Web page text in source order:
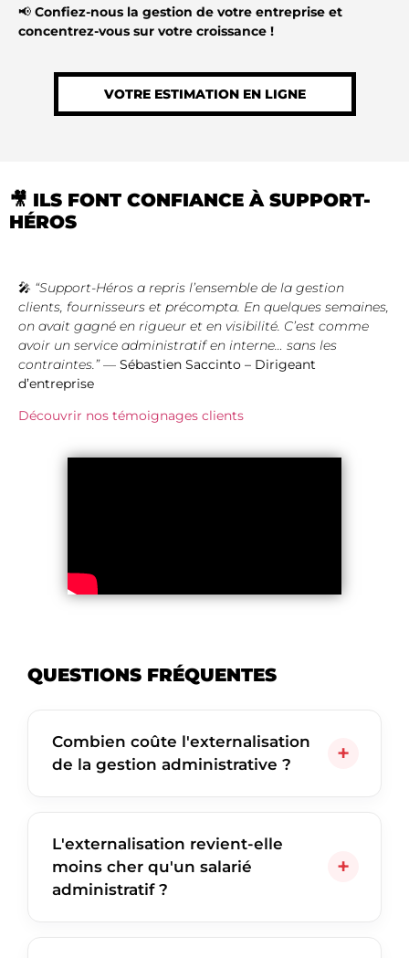
📢 Confiez-nous la gestion de votre entreprise et
concentrez-vous sur votre croissance !
VOTRE ESTIMATION EN LIGNE
🎥 ILS FONT CONFIANCE À SUPPORT-
HÉROS
🎤 “Support-Héros a repris l’ensemble de la gestion
clients, fournisseurs et précompta. En quelques semaines,
on avait gagné en rigueur et en visibilité. C’est comme
avoir un service administratif en interne… sans les
contraintes.”— Sébastien Saccinto – Dirigeant
d’entreprise
Découvrir nos témoignages clients
QUESTIONS FRÉQUENTES
Combien coûte l'externalisation
de la gestion administrative ?
L'externalisation revient-elle
moins cher qu'un salarié
administratif ?